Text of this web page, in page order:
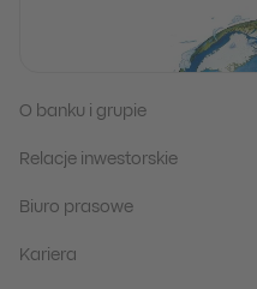
O banku i grupie
Relacje inwestorskie
Biuro prasowe
Kariera